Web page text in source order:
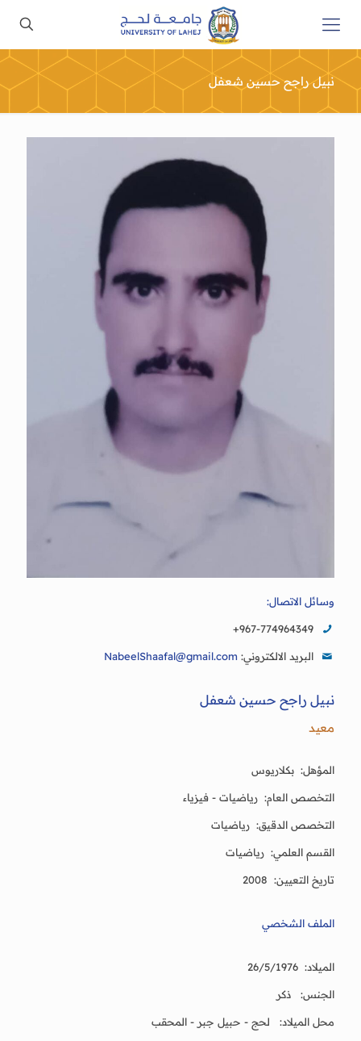
نبيل راجح حسين شعفل
وسائل الاتصال:
+967-774964349
البريد الالكتروني:NabeelShaafal@gmail.com
نبيل راجح حسين شعفل
معيد
المؤهل: بكلاريوس
التخصص العام: رياضيات - فيزياء
التخصص الدقيق: رياضيات
القسم العلمي: رياضيات
تاريخ التعيين: 2008
الملف الشخصي
الميلاد: 26/5/1976
الجنس: ذكر
محل الميلاد: لحج - حبيل جبر - المحقب